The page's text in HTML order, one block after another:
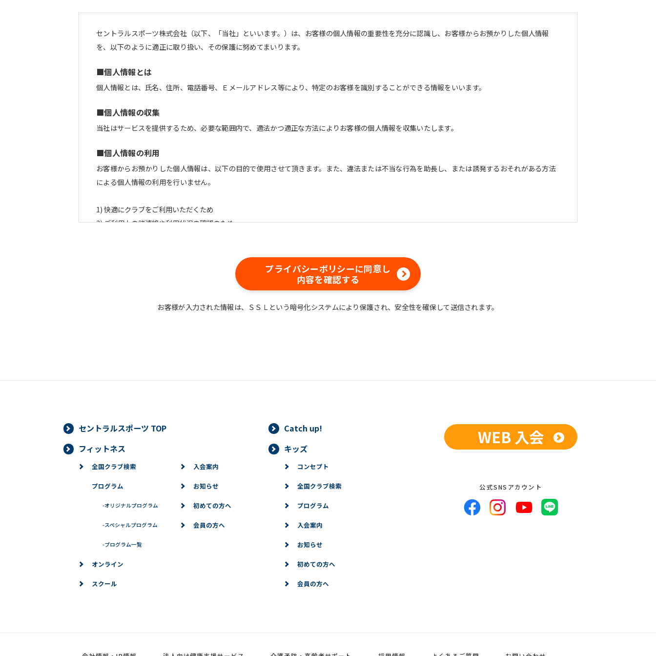
セントラルスポーツ株式会社（以下、「当社」といいます。）は、お客様の個人情報の重要性を充分に認識し、お客様からお預かりした個人情報
を、以下のように適正に取り扱い、その保護に努めてまいります。
■個人情報とは
個人情報とは、氏名、住所、電話番号、Ｅメールアドレス等により、特定のお客様を識別することができる情報をいいます。
■個人情報の収集
当社はサービスを提供するため、必要な範囲内で、適法かつ適正な方法によりお客様の個人情報を収集いたします。
■個人情報の利用
お客様からお預かりした個人情報は、以下の目的で使用させて頂きます。また、違法または不当な行為を助長し、または誘発するおそれがある方法
による個人情報の利用を行いません。
快適にクラブをご利用いただくため
ご利用上の諸連絡や利用状況の確認のため
個人を特定できないよう加工したうえでの統計的なデータの作成、活用、公表のため
■個人情報の管理
対応いたします。
■個人情報の訂正、変更、削除、利用停止等
当社は、お客様からお預かりした個人情報に対して、ご本人より情報の訂正、変更、削除、利用停止、第三者への提供の停止等のお申し出があった
場合は、お客様の意思を尊重し、合理的な範囲で必要な対応をいたします。
※問い合わせ窓口
個人情報に関するお問い合わせは、下記のフォームからお願いいたします。
→お問い合わせ
プライバシーポリシーに同意し
内容を確認する
お客様が入力された情報は、ＳＳＬという暗号化システムにより保護され、安全性を確保して送信されます。
Automatic translation start
セントラルスポーツ TOP
Catch up!
フィットネス
全国クラブ検索
プログラム
-オリジナルプログラム
-スペシャルプログラム
-プログラム一覧
オンライン
スクール
入会案内
お知らせ
初めての方へ
会員の方へ
キッズ
コンセプト
全国クラブ検索
プログラム
入会案内
お知らせ
初めての方へ
会員の方へ
WEB 入会
公式SNSアカウント